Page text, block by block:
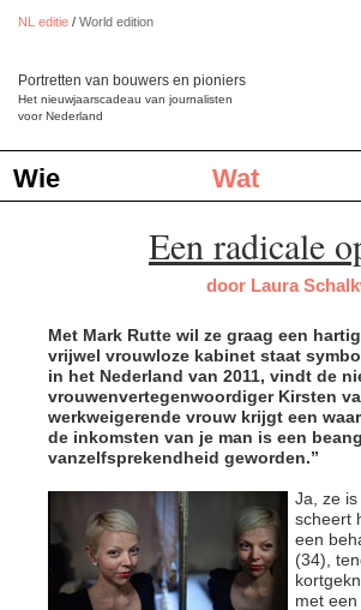
NL editie / World edition
Het nieuwjaarscadeau van journalisten
voor Nederland
Portretten van bouwers en pioniers
Wie Wat
Een radicale
door Laura
Met Mark Rutte wil ze graag een
vrijwel vrouwloze kabinet staat
in het Nederland van 2011, vindt de
vrouwenvertegenwoordiger Kirsten
werkweigerende vrouw krijgt een
de inkomsten van je man is een
vanzelfsprekendheid geworden.”
Ja, ze
scheert
een
(34),
met